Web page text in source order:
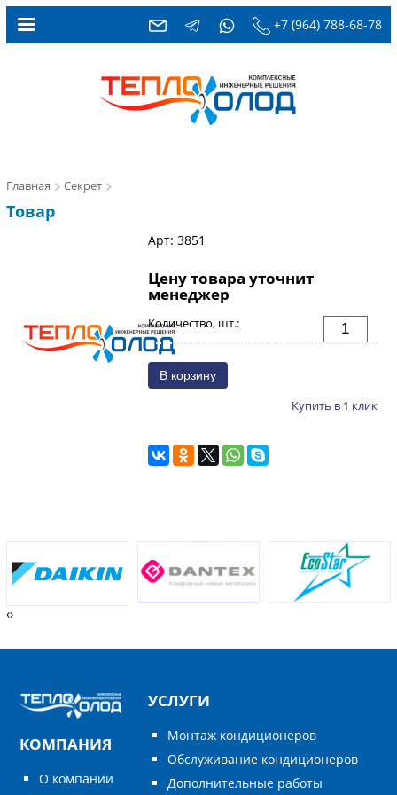
+7 (964) 788-68-78
Главная Секрет
Товар
Арт: 3851
Цену товара уточнит
менеджер
Количество, шт.:
Купить в 1 клик
‹›
КОМПАНИЯ
О компании
УСЛУГИ
Монтаж кондиционеров
Обслуживание кондиционеров
Дополнительные работы